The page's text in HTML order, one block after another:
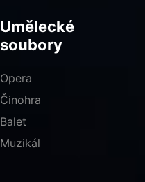
Umělecké
soubory
Opera
Činohra
Balet
Muzikál